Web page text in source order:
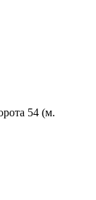
54 (м.